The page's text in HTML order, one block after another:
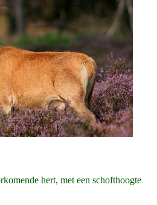
hert, met een schofthoogte